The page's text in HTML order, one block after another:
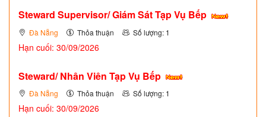
Steward Supervisor/ Giám Sát Tạp Vụ Bếp
Đà Nẵng Thỏa thuận Số lượng: 1
Hạn cuối: 30/09/2026
Steward/ Nhân Viên Tạp Vụ Bếp
Đà Nẵng Thỏa thuận Số lượng: 1
Hạn cuối: 30/09/2026